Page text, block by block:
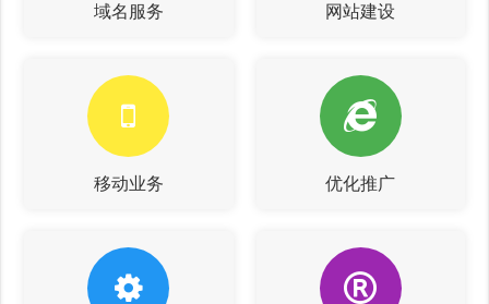
域名服务 网站建设
移动业务 优化推广